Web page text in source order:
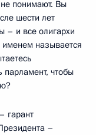
понимают. Вы
шести лет
– и все олигархи
именем называется
парламент, чтобы
гарант
–